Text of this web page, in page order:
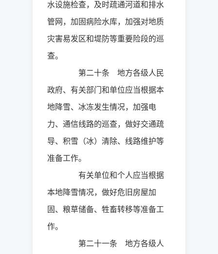
水设施检查，及时疏通河道和排水
管网，加固病险水库，加强对地质
灾害易发区和堤防等重要险段的巡
查。
第二十条 地方各级人民
政府、有关部门和单位应当根据本
地降雪、冰冻发生情况，加强电
力、通信线路的巡查，做好交通疏
导、积雪（冰）清除、线路维护等
准备工作。
有关单位和个人应当根据
本地降雪情况，做好危旧房屋加
固、粮草储备、牲畜转移等准备工
作。
第二十一条 地方各级人